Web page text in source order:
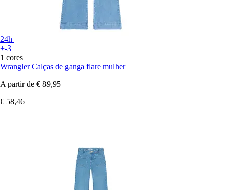
24h
+-3
1 cores
Wrangler Calças de ganga flare mulher
A partir de € 89,95
€ 58,46